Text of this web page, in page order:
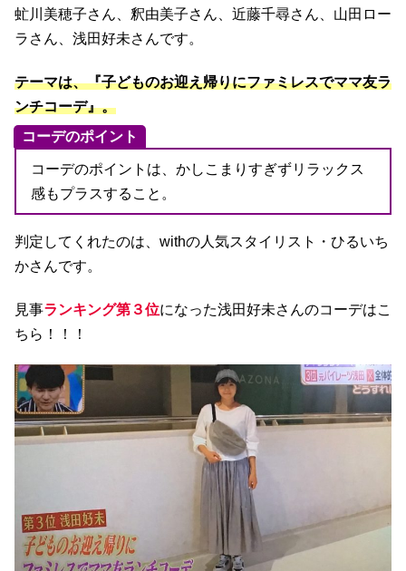
虻川美穂子さん、釈由美子さん、近藤千尋さん、山田ロー
ラさん、浅田好未さんです。
テーマは、『子どものお迎え帰りにファミレスでママ友ラ
ンチコーデ』。
コーデのポイント
コーデのポイントは、かしこまりすぎずリラックス
感もプラスすること。
判定してくれたのは、withの人気スタイリスト・ひるいち
かさんです。
見事ランキング第３位になった浅田好未さんのコーデはこ
ちら！！！